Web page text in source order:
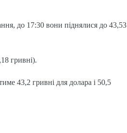
до 17:30 вони піднялися до 43,53
гривні).
43,2 гривні для долара і 50,5